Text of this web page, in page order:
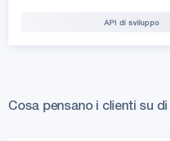
API di sviluppo
Cosa pensano i clienti su di